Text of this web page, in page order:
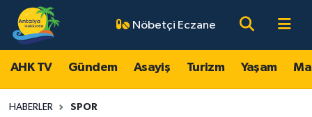
Nöbetçi Eczane
AHK TV Gündem Asayiş Turizm Yaşam
HABERLER SPOR
AHK TV
Gündem
Antalya Nöbetçi Eczaneler
Antalya Hava Durumu